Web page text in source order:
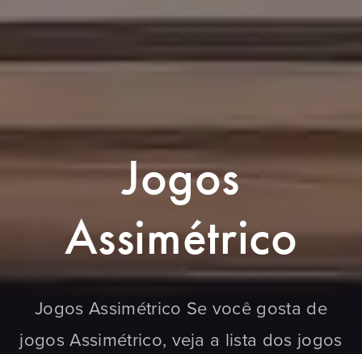
Jogos
Assimétrico
Jogos Assimétrico Se você gosta de
jogos Assimétrico, veja a lista dos jogos